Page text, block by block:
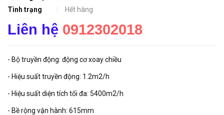
Tình trạng
Hết hàng
Liên hệ 0912302018
- Bộ truyền động: động cơ xoay chiều
- Hiệu suất truyền động: 1.2m2/h
- Hiệu suất diện tích tối đa: 5400m2/h
- Bề rộng vận hành: 615mm